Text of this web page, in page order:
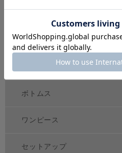
ジュニア 大人
トップス
ボトムス
ワンピース
セットアップ